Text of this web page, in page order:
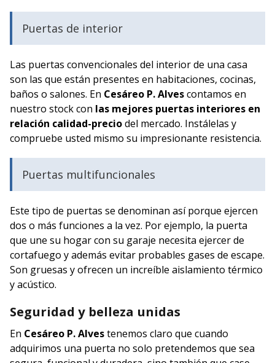
Puertas de interior
Las puertas convencionales del interior de una casa
son las que están presentes en habitaciones, cocinas,
baños o salones. En Cesáreo P. Alvescontamos en
nuestro stock con las mejores puertas interiores en
relación calidad-preciodel mercado. Instálelas y
compruebe usted mismo su impresionante resistencia.
Puertas multifuncionales
Este tipo de puertas se denominan así porque ejercen
dos o más funciones a la vez. Por ejemplo, la puerta
que une su hogar con su garaje necesita ejercer de
cortafuego y además evitar probables gases de escape.
Son gruesas y ofrecen un increíble aislamiento térmico
y acústico.
Seguridad y belleza unidas
En Cesáreo P. Alvestenemos claro que cuando
adquirimos una puerta no solo pretendemos que sea